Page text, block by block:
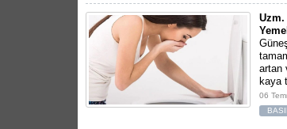
Uzm.
artan
kaya
06